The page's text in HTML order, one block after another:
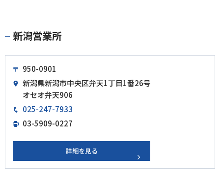
新潟営業所
950-0901
新潟県新潟市中央区弁天1丁目1番26号
オセオ弁天906
025-247-7933
03-5909-0227
詳細を見る